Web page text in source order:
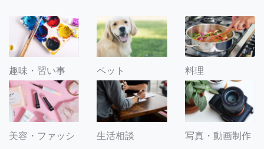
趣味・習い事 ペット 料理
美容・ファッシ
生活相談 写真・動画制作